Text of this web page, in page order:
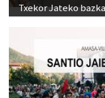
Txekor Jateko